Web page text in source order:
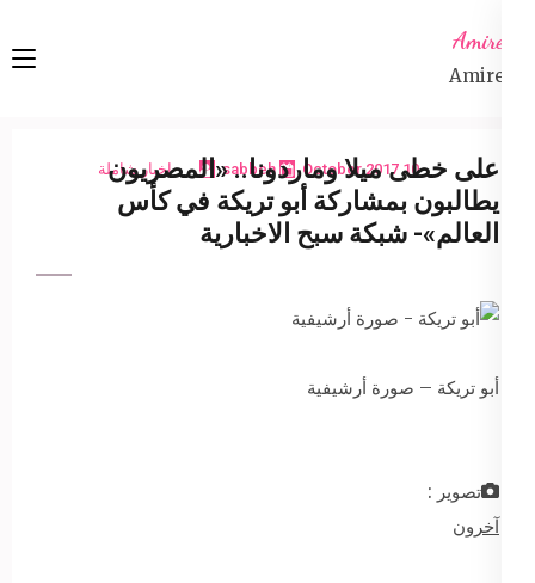
content
Enter)
Amireta
Amireta
10 October 2017
sabbeh اخبار شاملة
على خطى ميلا وماردونا.. «المصريون
يطالبون بمشاركة أبو تريكة في كأس
العالم»- شبكة سبح الاخبارية
أبو تريكة – صورة أرشيفية
تصوير :
آخرون